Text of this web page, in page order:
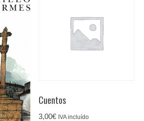
Cuentos
3,00€ IVA incluído